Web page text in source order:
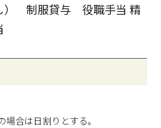
） 制服貸与 役職手当 精
合は日割りとする。